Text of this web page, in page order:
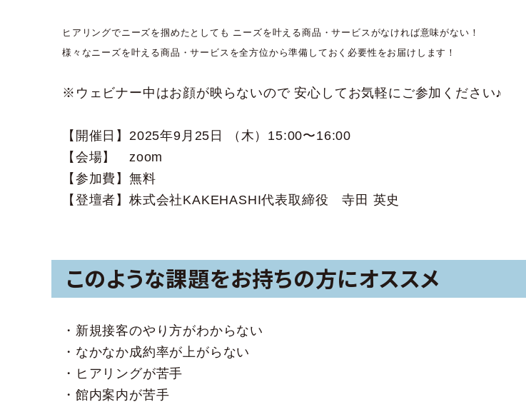
ヒアリングでニーズを掴めたとしても ニーズを叶える商品・サービスがなければ意味がない！
様々なニーズを叶える商品・サービスを全方位から準備しておく必要性をお届けします！
※ウェビナー中はお顔が映らないので 安心してお気軽にご参加ください♪
【開催日】2025年9月25日 （木）15:00〜16:00
【会場】 zoom
【参加費】無料
【登壇者】株式会社KAKEHASHI代表取締役 寺田 英史
このような課題をお持ちの方にオススメ
・新規接客のやり方がわからない
・なかなか成約率が上がらない
・ヒアリングが苦手
・館内案内が苦手